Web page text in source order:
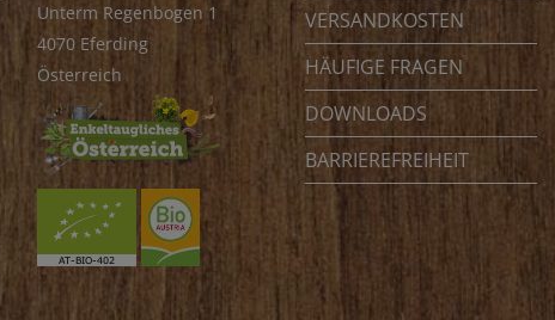
Unterm Regenbogen 1
4070 Eferding
Österreich
VERSANDKOSTEN
HÄUFIGE FRAGEN
DOWNLOADS
BARRIEREFREIHEIT